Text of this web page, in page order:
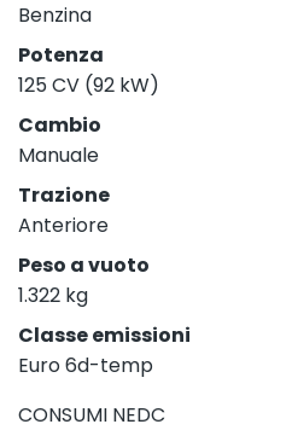
Benzina
Potenza
125 CV (92 kW)
Cambio
Manuale
Trazione
Anteriore
Peso a vuoto
1.322 kg
Classe emissioni
Euro 6d-temp
CONSUMI NEDC